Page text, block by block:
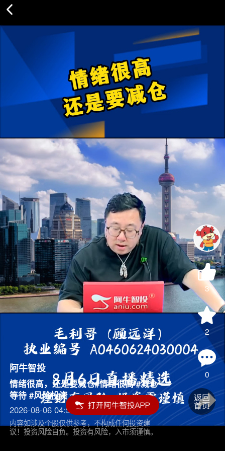
3
2
0
阿牛智投
情绪很高，还是要减仓#情绪很高 #减仓
等待 #风险投资
2026-08-06 04:55
内容如涉及个股仅供参考，不构成任何投资建
议！投资风险自负。投资有风险，入市须谨慎。